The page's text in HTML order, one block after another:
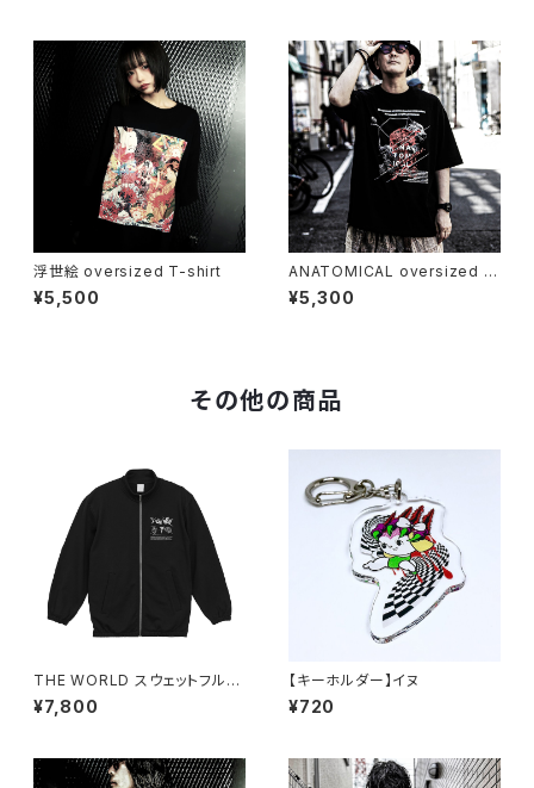
浮世絵 oversized T-shirt
¥5,500
ANATOMICAL oversized T
-shirt
¥5,300
その他の商品
THE WORLD スウェットフルジ
ップスタンドブルゾン（公式サイ
ト限定SPOT ITEM）
¥7,800
【キーホルダー】イヌ
¥720